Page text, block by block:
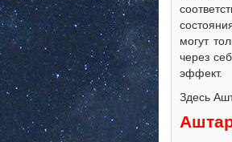
могут
через
эффект.
Здесь